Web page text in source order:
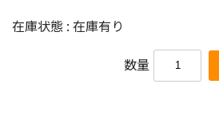
在庫状態 : 在庫有り
数量